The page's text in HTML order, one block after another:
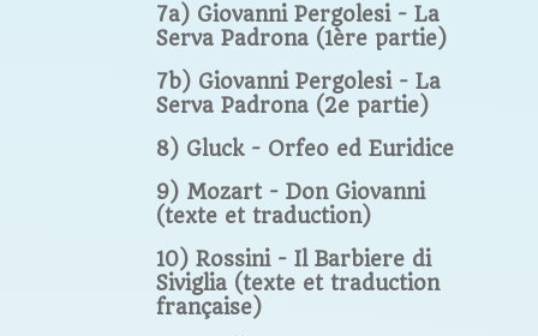
7a) Giovanni Pergolesi - La
Serva Padrona (1ère partie)
7b) Giovanni Pergolesi - La
Serva Padrona (2e partie)
8) Gluck - Orfeo ed Euridice
9) Mozart - Don Giovanni
(texte et traduction)
10) Rossini - Il Barbiere di
Siviglia (texte et traduction
française)